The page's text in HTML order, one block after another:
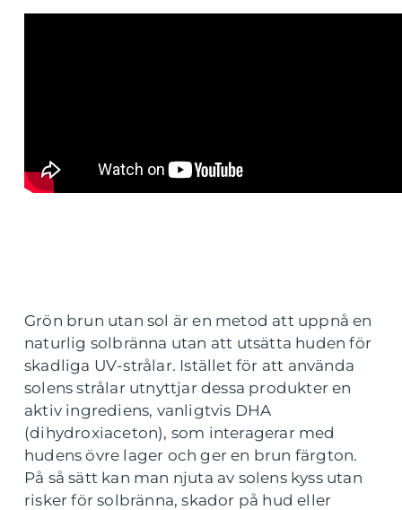
Grön brun utan sol är en metod att uppnå en
naturlig solbränna utan att utsätta huden för
skadliga UV-strålar. Istället för att använda
solens strålar utnyttjar dessa produkter en
aktiv ingrediens, vanligtvis DHA
(dihydroxiaceton), som interagerar med
hudens övre lager och ger en brun färgton.
På så sätt kan man njuta av solens kyss utan
risker för solbränna, skador på hud eller